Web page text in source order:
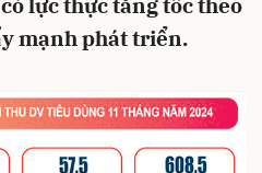
lực thực tăng tốc theo
mạnh phát triển.
Hủy